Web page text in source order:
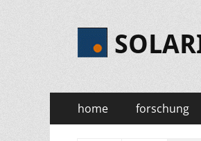
Primäres
Menü
Zum
Inhalt
home forschung